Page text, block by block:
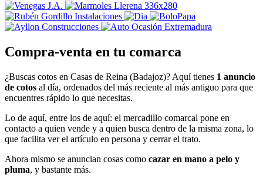
Compra-venta en tu comarca
¿Buscas cotos en Casas de Reina (Badajoz)? Aquí tienes 1 anuncio
de cotos al día, ordenados del más reciente al más antiguo para que
encuentres rápido lo que necesitas.
Lo de aquí, entre los de aquí: el mercadillo comarcal pone en
contacto a quien vende y a quien busca dentro de la misma zona, lo
que facilita ver el artículo en persona y cerrar el trato.
Ahora mismo se anuncian cosas como cazar en mano a pelo y
pluma, y bastante más.